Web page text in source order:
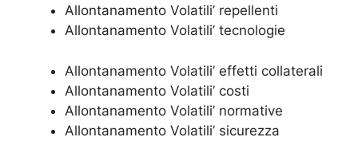
Allontanamento Volatili’ repellenti
Allontanamento Volatili’ tecnologie
Allontanamento Volatili’ effetti collaterali
Allontanamento Volatili’ costi
Allontanamento Volatili’ normative
Allontanamento Volatili’ sicurezza